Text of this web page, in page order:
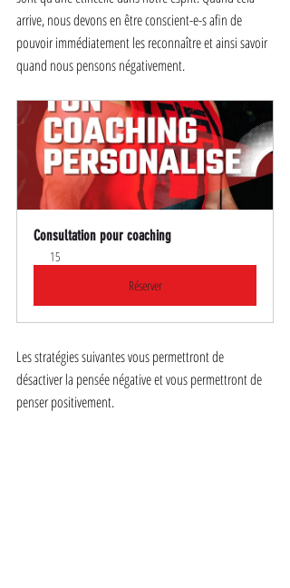
arrive, nous devons en être conscient-e-s afin de
pouvoir immédiatement les reconnaître et ainsi savoir
quand nous pensons négativement.
Consultation pour coaching
15
Réserver
Les stratégies suivantes vous permettront de
désactiver la pensée négative et vous permettront de
penser positivement.